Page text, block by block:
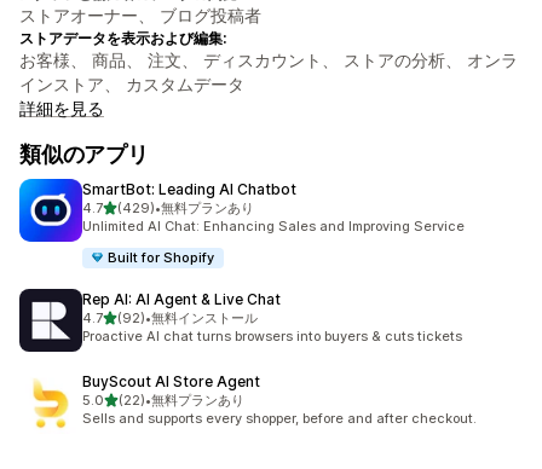
ストアオーナー、 ブログ投稿者
ストアデータを表示および編集:
お客様、 商品、 注文、 ディスカウント、 ストアの分析、 オンラ
インストア、 カスタムデータ
詳細を見る
類似のアプリ
SmartBot: Leading AI Chatbot
4.75つ星中
(429)
合計レビュー数：429件
•無料プランあり
Unlimited AI Chat: Enhancing Sales and Improving Service
Built for Shopify
Rep AI: AI Agent & Live Chat
4.75つ星中
(92)
合計レビュー数：92件
•無料インストール
Proactive AI chat turns browsers into buyers & cuts tickets
BuyScout AI Store Agent
5.05つ星中
(22)
合計レビュー数：22件
•無料プランあり
Sells and supports every shopper, before and after checkout.